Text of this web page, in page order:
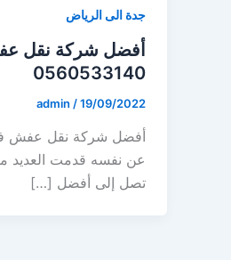
جدة الى الرياض
أفضل شركة نقل
0560533140
admin /19/09/2022
أفضل شركة نقل عفش
عن نفسه قدمت العديد
تصل إلى أفضل […]